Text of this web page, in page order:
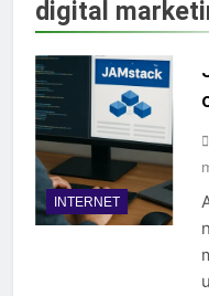
digital
INTERNET